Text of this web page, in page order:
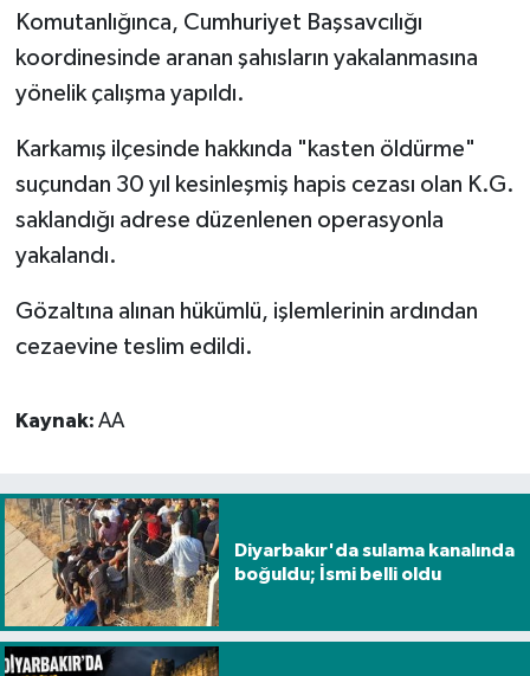
Komutanlığınca, Cumhuriyet Başsavcılığı
koordinesinde aranan şahısların yakalanmasına
yönelik çalışma yapıldı.
Karkamış ilçesinde hakkında "kasten öldürme"
suçundan 30 yıl kesinleşmiş hapis cezası olan K.G.
saklandığı adrese düzenlenen operasyonla
yakalandı.
Gözaltına alınan hükümlü, işlemlerinin ardından
cezaevine teslim edildi.
Kaynak: AA
Diyarbakır'da sulama kanalında
boğuldu; İsmi belli oldu
Sağlık
Spor
Yaşam